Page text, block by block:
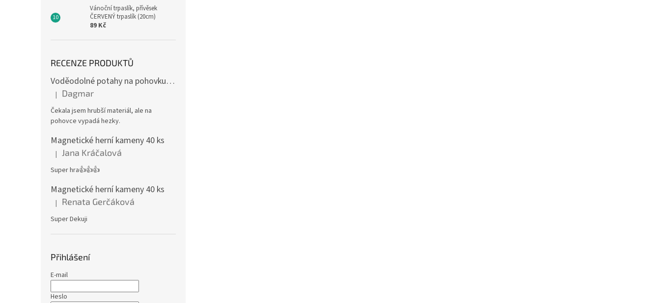
Vánoční trpaslík, přívěsek
ČERVENÝ trpaslík (20cm)
89 Kč
RECENZE PRODUKTŮ
Voděodolné potahy na pohovku se vzorem
Hodnocení produktu je 4 z 5 hvězdiček.
| Dagmar
Čekala jsem hrubší materiál, ale na
pohovce vypadá hezky.
Magnetické herní kameny 40 ks
Hodnocení produktu je 5 z 5 hvězdiček.
| Jana Kráčalová
Super hra👍👍👍
Magnetické herní kameny 40 ks
Hodnocení produktu je 5 z 5 hvězdiček.
| Renata Gerčáková
Super Dekuji
Přihlášení
E-mail
Heslo